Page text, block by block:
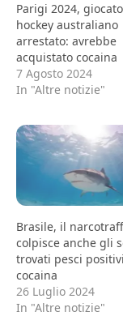
Parigi 2024,
hockey australiano
arrestato: avrebbe
acquistato cocaina
7 Agosto 2024
In "Altre notizie"
Brasile, il
colpisce anche gli
trovati pesci
cocaina
26 Luglio 2024
In "Altre notizie"